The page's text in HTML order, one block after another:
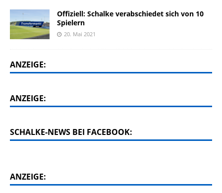
Offiziell: Schalke verabschiedet sich von 10
Spielern
20. Mai 2021
ANZEIGE:
ANZEIGE:
SCHALKE-NEWS BEI FACEBOOK:
ANZEIGE: